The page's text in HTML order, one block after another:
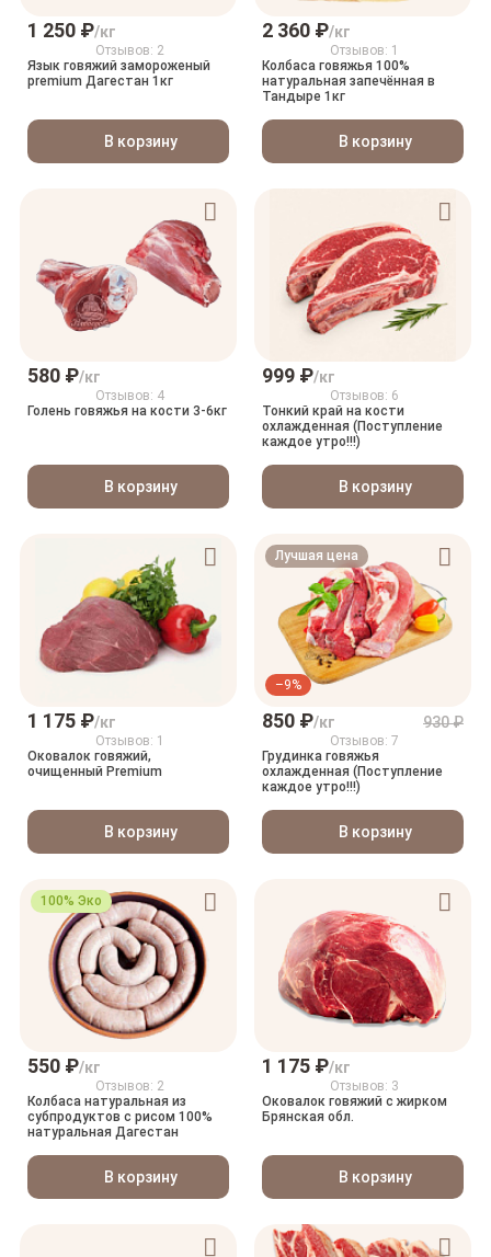
1 250 ₽/кг
Отзывов: 2
Язык говяжий замороженый
premium Дагестан 1кг
В корзину
2 360 ₽/кг
Отзывов: 1
Колбаса говяжья 100%
натуральная запечённая в
Тандыре 1кг
В корзину
580 ₽/кг
Отзывов: 4
Голень говяжья на кости 3-6кг
В корзину
999 ₽/кг
Отзывов: 6
Тонкий край на кости
охлажденная (Поступление
каждое утро!!!)
В корзину
1 175 ₽/кг
Отзывов: 1
Оковалок говяжий,
очищенный Premium
В корзину
Лучшая цена
–9%
850 ₽/кг 930 ₽
Отзывов: 7
Грудинка говяжья
охлажденная (Поступление
каждое утро!!!)
В корзину
100% Эко
550 ₽/кг
Отзывов: 2
Колбаса натуральная из
субпродуктов с рисом 100%
натуральная Дагестан
В корзину
1 175 ₽/кг
Отзывов: 3
Оковалок говяжий с жирком
Брянская обл.
В корзину